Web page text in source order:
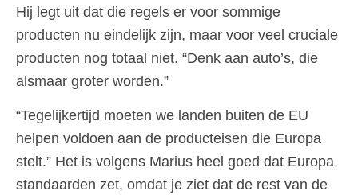
Hij legt uit dat die regels er voor sommige
producten nu eindelijk zijn, maar voor veel cruciale
producten nog totaal niet. “Denk aan auto’s, die
alsmaar groter worden.”
“Tegelijkertijd moeten we landen buiten de EU
helpen voldoen aan de producteisen die Europa
stelt.” Het is volgens Marius heel goed dat Europa
standaarden zet, omdat je ziet dat de rest van de